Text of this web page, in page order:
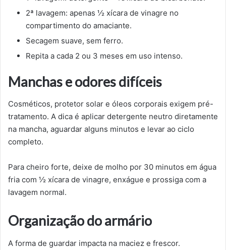
2ª lavagem: apenas ½ xícara de vinagre no
compartimento do amaciante.
Secagem suave, sem ferro.
Repita a cada 2 ou 3 meses em uso intenso.
Manchas e odores difíceis
Cosméticos, protetor solar e óleos corporais exigem pré-
tratamento. A dica é aplicar detergente neutro diretamente
na mancha, aguardar alguns minutos e levar ao ciclo
completo.
Para cheiro forte, deixe de molho por 30 minutos em água
fria com ½ xícara de vinagre, enxágue e prossiga com a
lavagem normal.
Organização do armário
A forma de guardar impacta na maciez e frescor.